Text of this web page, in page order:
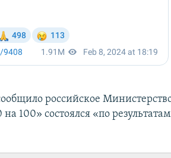
российское
100» состоялся «по результатам